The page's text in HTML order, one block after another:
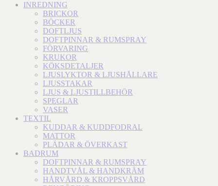
INREDNING
BRICKOR
BÖCKER
DOFTLJUS
DOFTPINNAR & RUMSPRAY
FÖRVARING
KRUKOR
KÖKSDETALJER
LJUSLYKTOR & LJUSHÅLLARE
LJUSSTAKAR
LJUS & LJUSTILLBEHÖR
SPEGLAR
VASER
TEXTIL
KUDDAR & KUDDFODRAL
MATTOR
PLÄDAR & ÖVERKAST
BADRUM
DOFTPINNAR & RUMSPRAY
HANDTVÅL & HANDKRÄM
HÅRVÅRD & KROPPSVÅRD